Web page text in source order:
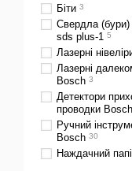
Біти 3
Свердла (бури)
sds plus-1 5
Лазерні
Лазерні
Bosch 3
Детектори
проводки Bosch
Ручний
Bosch 30
Наждачний